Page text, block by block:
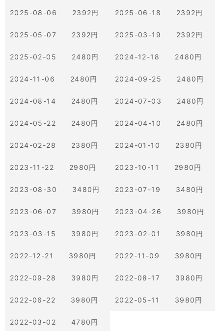
2025-08-06 2392円 2025-06-18 2392円
2025-05-07 2392円 2025-03-19 2392円
2025-02-05 2480円 2024-12-18 2480円
2024-11-06 2480円 2024-09-25 2480円
2024-08-14 2480円 2024-07-03 2480円
2024-05-22 2480円 2024-04-10 2480円
2024-02-28 2380円 2024-01-10 2380円
2023-11-22 2980円 2023-10-11 2980円
2023-08-30 3480円 2023-07-19 3480円
2023-06-07 3980円 2023-04-26 3980円
2023-03-15 3980円 2023-02-01 3980円
2022-12-21 3980円 2022-11-09 3980円
2022-09-28 3980円 2022-08-17 3980円
2022-06-22 3980円 2022-05-11 3980円
2022-03-02 4780円